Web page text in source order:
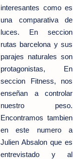
interesantes como es
una comparativa de
luces. En seccion
rutas barcelona y sus
parajes naturales son
protagonistas, En
seccion Fitness, nos
enseñan a controlar
nuestro peso.
Encontramos tambien
en este numero a
Julien Absalon que es
entrevistado y al